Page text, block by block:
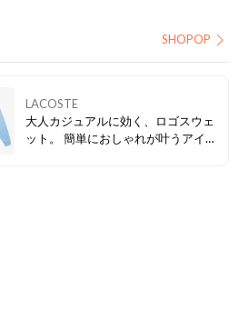
SHOPOP
LACOSTE
大人カジュアルに効く、ロゴスウェ
ット。 簡単におしゃれが叶うアイテ